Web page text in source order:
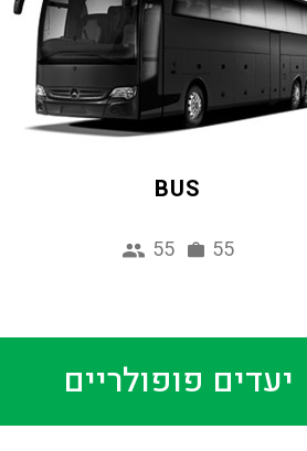
BUS
55 55
יעדים פופולריים